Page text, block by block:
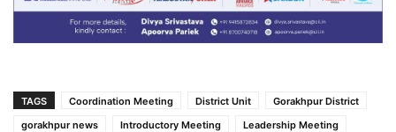
TAGS Coordination Meeting District Unit
Gorakhpur District
gorakhpur news
Introductory Meeting
Leadership Meeting